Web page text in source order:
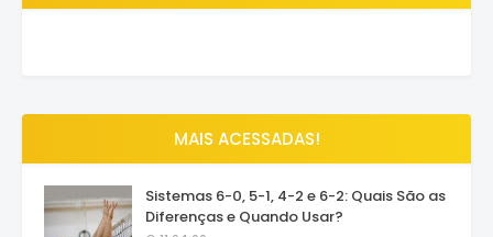
MAIS ACESSADAS!
Sistemas 6-0, 5-1, 4-2 e 6-2: Quais São as
Diferenças e Quando Usar?